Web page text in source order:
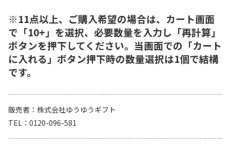
※11点以上、ご購入希望の場合は、カート画面
で「10+」を選択、必要数量を入力し「再計算」
ボタンを押下してください。当画面での「カート
に入れる」ボタン押下時の数量選択は1個で結構
です。
販売者
株式会社ゆうゆうギフト
TEL
0120-096-581